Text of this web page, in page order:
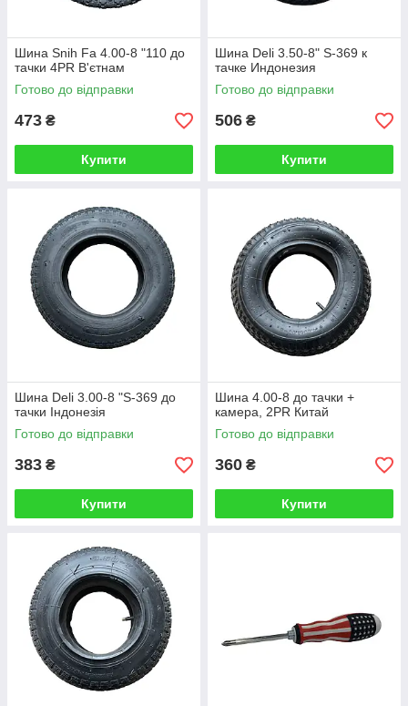
Шина Snih Fa 4.00-8 "110 до
тачки 4PR В'єтнам
Готово до відправки
473 ₴
Купити
Шина Deli 3.50-8" S-369 к
тачке Индонезия
Готово до відправки
506 ₴
Купити
Шина Deli 3.00-8 "S-369 до
тачки Індонезія
Готово до відправки
383 ₴
Купити
Шина 4.00-8 до тачки +
камера, 2PR Китай
Готово до відправки
360 ₴
Купити